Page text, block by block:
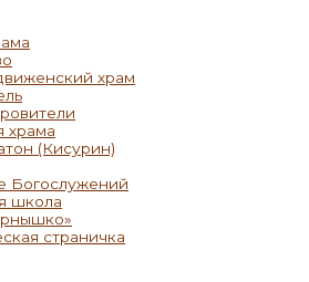
храм
храма
(Кисурин)
Богослужений
школа
страничка